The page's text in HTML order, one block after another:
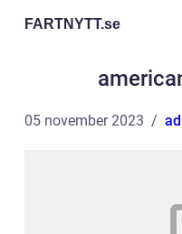
FARTNYTT.se
05 november 2023